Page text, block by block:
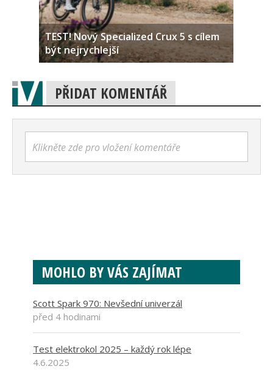
TEST! Nový Specialized Crux 5 s cílem
být nejrychlejší
PŘIDAT KOMENTÁŘ
Klikněte zde pro vložení komentáře
MOHLO BY VÁS ZAJÍMAT
Scott Spark 970: Nevšední univerzál
před 4 hodinami
Test elektrokol 2025 – každý rok lépe
4.6.2025